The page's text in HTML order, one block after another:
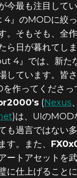
今最も注目して
』のMODに絞
。そもそも、全
ら日が暮れてし
4』では、新た
しています。皆
作ってくださっ
(Nexus、
)は、UIのMOD
も過言ではない
す。また、
ートアセットを
に仕上げること